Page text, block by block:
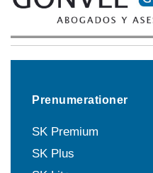
Prenumerationer
SK Premium
SK Plus